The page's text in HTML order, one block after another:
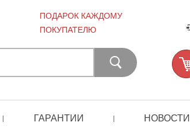
ПОДАРОК КАЖДОМУ
ПОКУПАТЕЛЮ
| ГАРАНТИИ | НОВОСТИ